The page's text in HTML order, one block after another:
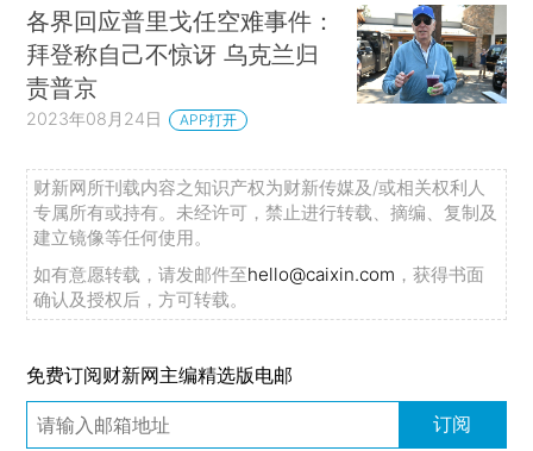
各界回应普里戈任空难事件：
拜登称自己不惊讶 乌克兰归
责普京
2023年08月24日 APP打开
财新网所刊载内容之知识产权为财新传媒及/或相关权利人
专属所有或持有。未经许可，禁止进行转载、摘编、复制及
建立镜像等任何使用。
如有意愿转载，请发邮件至hello@caixin.com ，获得书面
确认及授权后，方可转载。
免费订阅财新网主编精选版电邮
订阅